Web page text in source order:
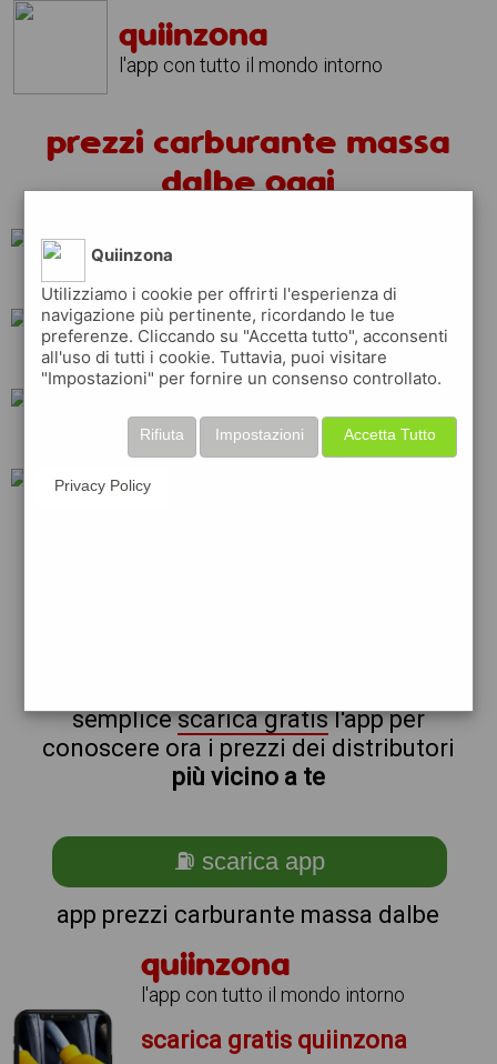
quiinzona
l'app con tutto il mondo intorno
prezzi carburante massa
dalbe oggi
eni
total q8 esso
repsol
semplicescarica gratisl'app per
conoscere ora i prezzi dei distributori
più vicino a te
⛽ scarica app
app prezzi carburante massa dalbe
quiinzona
l'app con tutto il mondo intorno
scarica gratis quiinzona
Quiinzona
Utilizziamo i cookie per offrirti l'esperienza di
navigazione più pertinente, ricordando le tue
preferenze. Cliccando su "Accetta tutto", acconsenti
all'uso di tutti i cookie. Tuttavia, puoi visitare
"Impostazioni" per fornire un consenso controllato.
Accetta Tutto
Impostazioni
Rifiuta
Privacy Policy